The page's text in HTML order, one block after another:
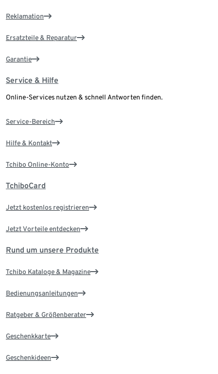
Reklamation
Ersatzteile & Reparatur
Garantie
Service & Hilfe
Online-Services nutzen & schnell Antworten finden.
Service-Bereich
Hilfe & Kontakt
Tchibo Online-Konto
TchiboCard
Jetzt kostenlos registrieren
Jetzt Vorteile entdecken
Rund um unsere Produkte
Tchibo Kataloge & Magazine
Bedienungsanleitungen
Ratgeber & Größenberater
Geschenkkarte
Geschenkideen